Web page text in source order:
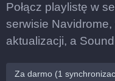
Połącz playlistę w
serwisie
aktualizacji, a
Za darmo (1